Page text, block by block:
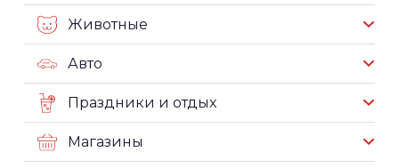
Животные
Авто
Праздники и отдых
Магазины